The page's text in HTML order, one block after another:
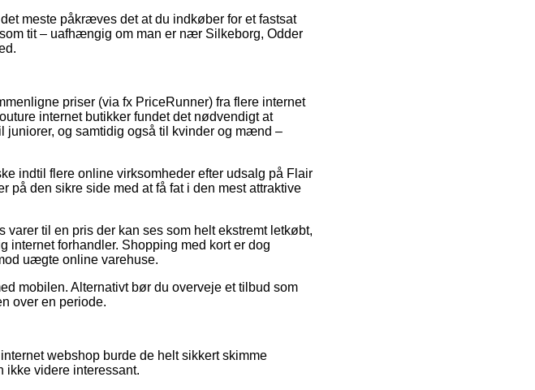
meste påkræves det at du indkøber for et fastsat
tit – uafhængig om man er nær Silkeborg, Odder
priser (via fx PriceRunner) fra flere internet
internet butikker fundet det nødvendigt at
juniorer, og samtidig også til kvinder og mænd –
indtil flere online virksomheder efter udsalg på Flair
på den sikre side med at få fat i den mest attraktive
til en pris der kan ses som helt ekstremt letkøbt,
forhandler. Shopping med kort er dog
uægte online varehuse.
mobilen. Alternativt bør du overveje et tilbud som
over en periode.
webshop burde de helt sikkert skimme
ikke videre interessant.